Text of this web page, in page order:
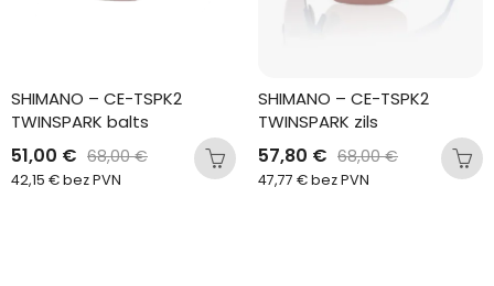
SHIMANO – CE-TSPK2
TWINSPARK balts
51,00 € 68,00€
42,15 €bez PVN
SHIMANO – CE-TSPK2
TWINSPARK zils
57,80 € 68,00€
47,77 €bez PVN